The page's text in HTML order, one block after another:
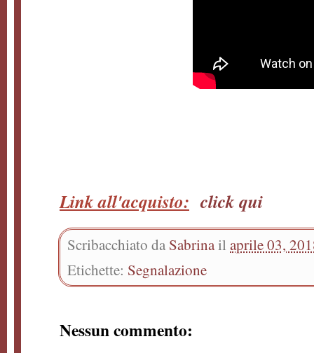
Link all'acquisto: click qui
Scribacchiato da Sabrinail aprile 03,
Etichette: Segnalazione
Nessun commento: